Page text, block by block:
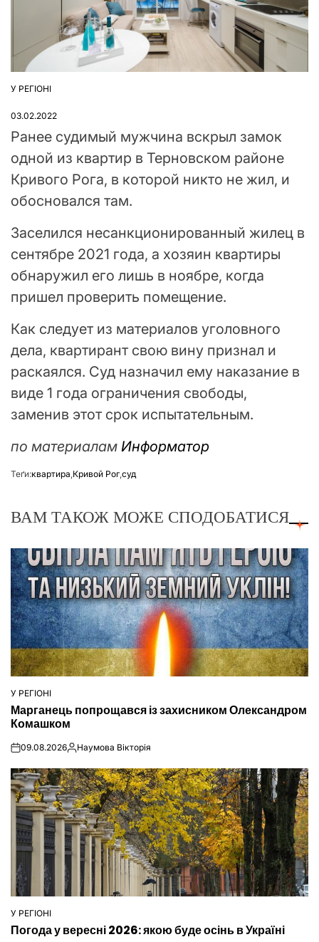
ОПУБЛІКУВАТИ
У РЕГІОНІ
03.02.2022
Ранее судимый мужчина вскрыл замок
одной из квартир в Терновском районе
Кривого Рога, в которой никто не жил, и
обосновался там.
Заселился несанкционированный жилец в
сентябре 2021 года, а хозяин квартиры
обнаружил его лишь в ноябре, когда
пришел проверить помещение.
Как следует из материалов уголовного
дела, квартирант свою вину признал и
раскаялся. Суд назначил ему наказание в
виде 1 года ограничения свободы,
заменив этот срок испытательным.
по материалам Информатор
Теґи:квартира,Кривой Рог,суд
ВАМ ТАКОЖ МОЖЕ СПОДОБАТИСЯ
ОПУБЛІКУВАТИ
У
У РЕГІОНІ
Марганець попрощався із захисником Олександром
Комашком
on09.08.2026Опубліковано
Наумова Вікторія
ОПУБЛІКУВАТИ
У РЕГІОНІ
Погода у вересні 2026: якою буде осінь в Україні